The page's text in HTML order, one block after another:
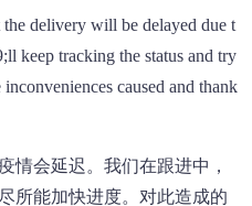
delivery will be delayed due t
keep tracking the status and try
caused and thank
会延迟。我们在跟进中，
所能加快进度。对此造成的